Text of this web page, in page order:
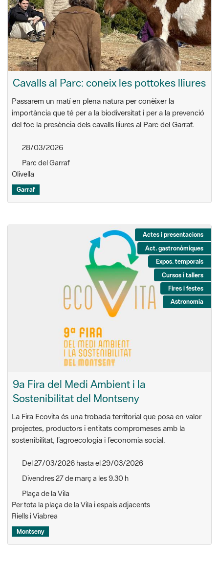
Cavalls al Parc: coneix les pottokes lliures
Passarem un matí en plena natura per conèixer la
importància que té per a la biodiversitat i per a la prevenció
del foc la presència dels cavalls lliures al Parc del Garraf.
28/03/2026
Parc del Garraf
Olivella
Garraf
Actes i presentacions
Act. gastronòmiques
Expos. temporals
Cursos i tallers
Fires i festes
Astronomia
9a Fira del Medi Ambient i la
Sostenibilitat del Montseny
La Fira Ecovita és una trobada territorial que posa en valor
projectes, productors i entitats compromeses amb la
sostenibilitat, l’agroecologia i l’economia social.
Del 27/03/2026 hasta el 29/03/2026
Divendres 27 de març a les 9.30 h
Plaça de la Vila
Per tota la plaça de la Vila i espais adjacents
Riells i Viabrea
Montseny